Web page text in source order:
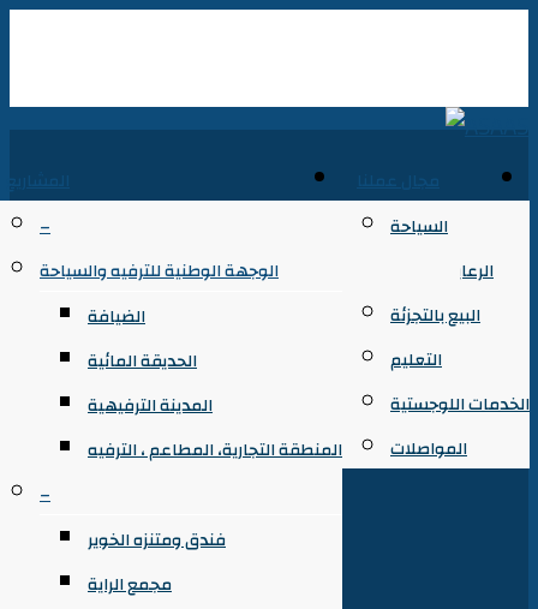
مجال عملنا
السياحة
الرعاية الصحية
البيع بالتجزئة
التعليم
الخدمات اللوجستية
المواصلات
المشاريع
–
الوجهة الوطنية للترفيه والسياحة
الضيافة
الحديقة المائية
المدينة الترفيهية
المنطقة التجارية، المطاعم ، الترفيه
–
فندق ومتنزه الخوير
مجمع الراية